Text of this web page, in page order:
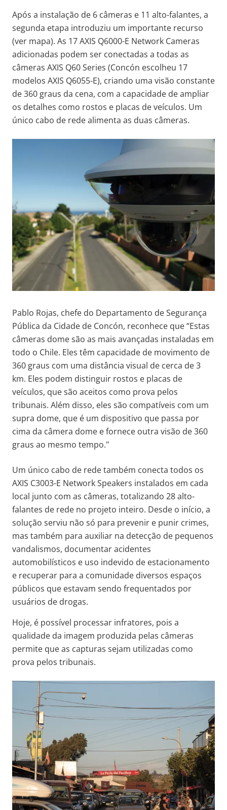
Após a instalação de 6 câmeras e 11 alto-falantes, a
segunda etapa introduziu um importante recurso
(ver mapa). As 17 AXIS Q6000-E Network Cameras
adicionadas podem ser conectadas a todas as
câmeras AXIS Q60 Series (Concón escolheu 17
modelos AXIS Q6055-E), criando uma visão constante
de 360 graus da cena, com a capacidade de ampliar
os detalhes como rostos e placas de veículos. Um
único cabo de rede alimenta as duas câmeras.
Pablo Rojas, chefe do Departamento de Segurança
Pública da Cidade de Concón, reconhece que “Estas
câmeras dome são as mais avançadas instaladas em
todo o Chile. Eles têm capacidade de movimento de
360 graus com uma distância visual de cerca de 3
km. Eles podem distinguir rostos e placas de
veículos, que são aceitos como prova pelos
tribunais. Além disso, eles são compatíveis com um
supra dome, que é um dispositivo que passa por
cima da câmera dome e fornece outra visão de 360
graus ao mesmo tempo."
Um único cabo de rede também conecta todos os
AXIS C3003-E Network Speakers instalados em cada
local junto com as câmeras, totalizando 28 alto-
falantes de rede no projeto inteiro. Desde o início, a
solução serviu não só para prevenir e punir crimes,
mas também para auxiliar na detecção de pequenos
vandalismos, documentar acidentes
automobilísticos e uso indevido de estacionamento
e recuperar para a comunidade diversos espaços
públicos que estavam sendo frequentados por
usuários de drogas.
Hoje, é possível processar infratores, pois a
qualidade da imagem produzida pelas câmeras
permite que as capturas sejam utilizadas como
prova pelos tribunais.